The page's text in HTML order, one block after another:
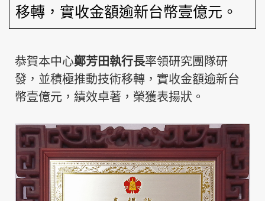
移轉，實收金額逾新台幣壹億元。
恭賀本中心鄭芳田執行長率領研究團隊研
發，並積極推動技術移轉，實收金額逾新台
幣壹億元，績效卓著，榮獲表揚狀。